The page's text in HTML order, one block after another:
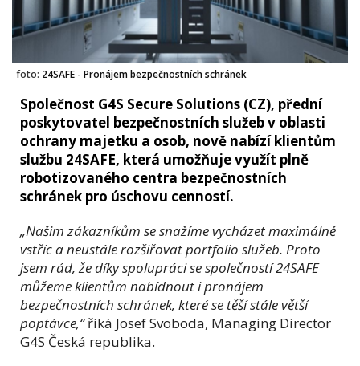
foto: 24SAFE - Pronájem bezpečnostních schránek
Společnost G4S Secure Solutions (CZ), přední
poskytovatel bezpečnostních služeb v oblasti
ochrany majetku a osob, nově nabízí klientům
službu 24SAFE, která umožňuje využít plně
robotizovaného centra bezpečnostních
schránek pro úschovu cenností.
„Našim zákazníkům se snažíme vycházet maximálně
vstříc a neustále rozšiřovat portfolio služeb. Proto
jsem rád, že díky spolupráci se společností 24SAFE
můžeme klientům nabídnout i pronájem
bezpečnostních schránek, které se těší stále větší
poptávce,“říká Josef Svoboda, Managing Director
G4S Česká republika.